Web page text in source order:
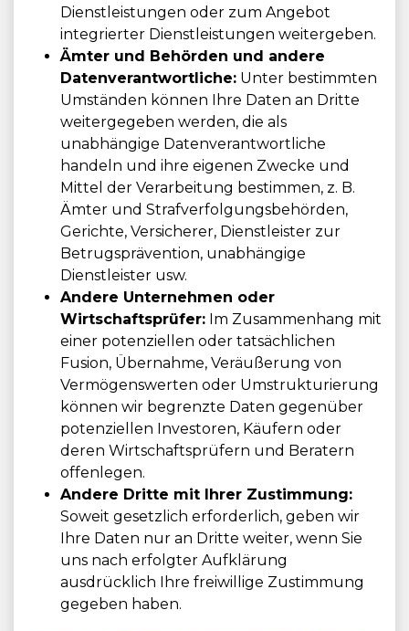
Dienstleistungen oder zum Angebot
integrierter Dienstleistungen weitergeben.
Ämter und Behörden und andere
Datenverantwortliche: Unter bestimmten
Umständen können Ihre Daten an Dritte
weitergegeben werden, die als
unabhängige Datenverantwortliche
handeln und ihre eigenen Zwecke und
Mittel der Verarbeitung bestimmen, z. B.
Ämter und Strafverfolgungsbehörden,
Gerichte, Versicherer, Dienstleister zur
Betrugsprävention, unabhängige
Dienstleister usw.
Andere Unternehmen oder
Wirtschaftsprüfer: Im Zusammenhang mit
einer potenziellen oder tatsächlichen
Fusion, Übernahme, Veräußerung von
Vermögenswerten oder Umstrukturierung
können wir begrenzte Daten gegenüber
potenziellen Investoren, Käufern oder
deren Wirtschaftsprüfern und Beratern
offenlegen.
Andere Dritte mit Ihrer Zustimmung:
Soweit gesetzlich erforderlich, geben wir
Ihre Daten nur an Dritte weiter, wenn Sie
uns nach erfolgter Aufklärung
ausdrücklich Ihre freiwillige Zustimmung
gegeben haben.